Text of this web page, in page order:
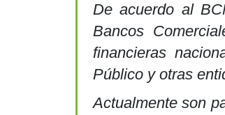
De acuerdo al
Bancos
financieras
Público y otras
Actualmente son